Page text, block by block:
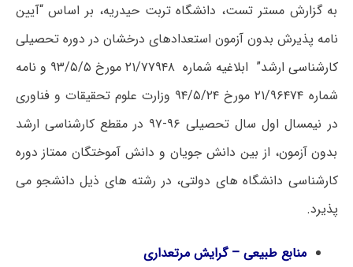
به گزارش مستر تست، دانشگاه تربت حیدریه، بر اساس “آیین
نامه پذیرش بدون آزمون استعدادهای درخشان در دوره تحصیلی
کارشناسی ارشد” ابلاغیه شماره ۲۱/۷۷۹۴۸ مورخ ۹۳/۵/۵ و نامه
شماره ۲۱/۹۶۴۷۴ مورخ ۹۴/۵/۲۴ وزارت علوم تحقیقات و فناوری
در نیمسال اول سال تحصیلی ۹۶-۹۷ در مقطع کارشناسی ارشد
بدون آزمون، از بین دانش جویان و دانش آموختگان ممتاز دوره
کارشناسی دانشگاه های دولتی، در رشته های ذیل دانشجو می
پذیرد.
منابع طبیعی – گرایش مرتعداری